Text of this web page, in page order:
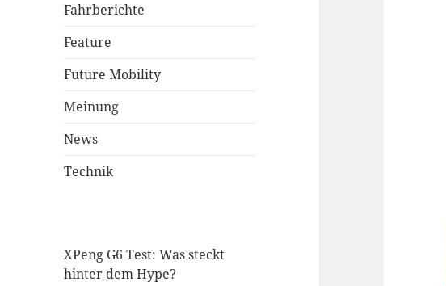
Fahrberichte
Feature
Future Mobility
Meinung
News
Technik
XPeng G6 Test: Was steckt
hinter dem Hype?